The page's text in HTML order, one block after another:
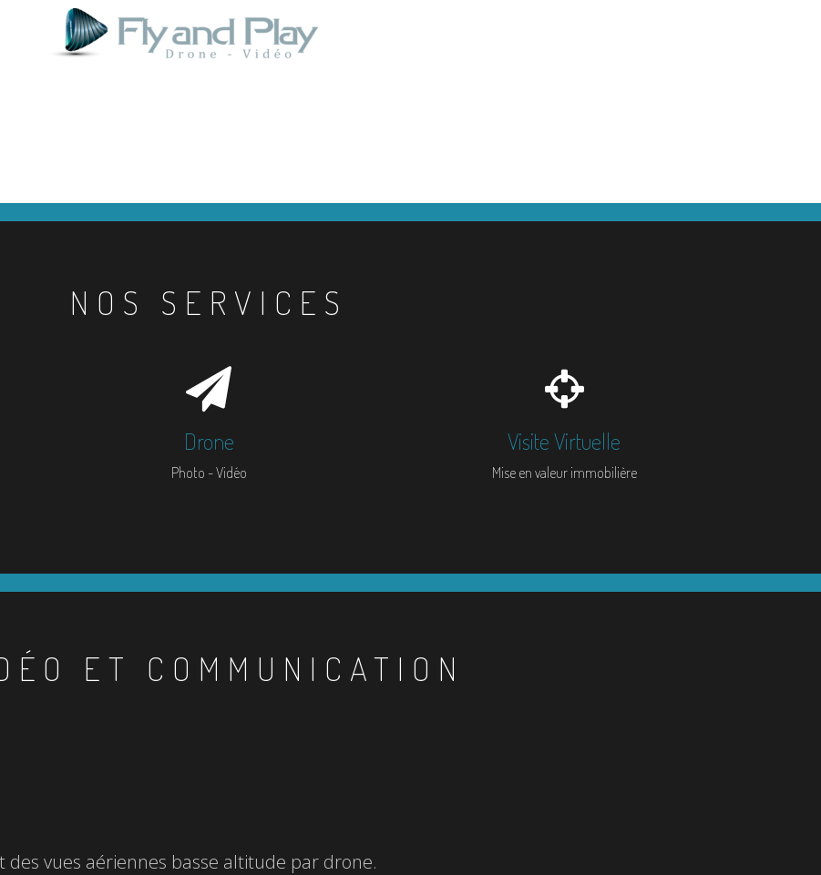
NOS SERVICES
Drone
Photo - Vidéo
Visite Virtuelle
Mise en valeur immobilière
ET COMMUNICATION
des vues aériennes basse altitude par drone.